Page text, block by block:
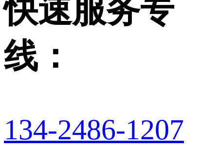
快速服务专
线：
134-2486-1207